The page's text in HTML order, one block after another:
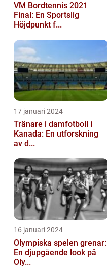
VM Bordtennis 2021
Final: En Sportslig
Höjdpunkt f...
17 januari 2024
Tränare i damfotboll i
Kanada: En utforskning
av d...
16 januari 2024
Olympiska spelen grenar:
En djupgående look på
Oly...